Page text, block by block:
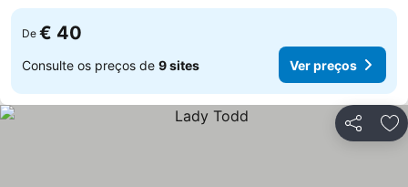
De € 40
Consulte os preços de 9 sites Ver preços
Partilhar